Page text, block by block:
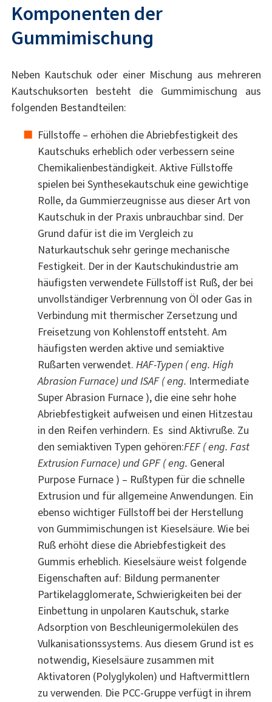
Komponenten der
Gummimischung
Neben Kautschuk oder einer Mischung aus mehreren
Kautschuksorten besteht die Gummimischung aus
folgenden Bestandteilen:
Füllstoffe – erhöhen die Abriebfestigkeit des
Kautschuks erheblich oder verbessern seine
Chemikalienbeständigkeit. Aktive Füllstoffe
spielen bei Synthesekautschuk eine gewichtige
Rolle, da Gummierzeugnisse aus dieser Art von
Kautschuk in der Praxis unbrauchbar sind. Der
Grund dafür ist die im Vergleich zu
Naturkautschuk sehr geringe mechanische
Festigkeit. Der in der Kautschukindustrie am
häufigsten verwendete Füllstoff ist Ruß, der bei
unvollständiger Verbrennung von Öl oder Gas in
Verbindung mit thermischer Zersetzung und
Freisetzung von Kohlenstoff entsteht. Am
häufigsten werden aktive und semiaktive
Rußarten verwendet. HAF-Typen ( eng. High
Abrasion Furnace) und ISAF ( eng. Intermediate
Super Abrasion Furnace ), die eine sehr hohe
Abriebfestigkeit aufweisen und einen Hitzestau
in den Reifen verhindern. Es sind Aktivruße. Zu
den semiaktiven Typen gehören:FEF ( eng. Fast
Extrusion Furnace) und GPF ( eng. General
Purpose Furnace ) – Rußtypen für die schnelle
Extrusion und für allgemeine Anwendungen. Ein
ebenso wichtiger Füllstoff bei der Herstellung
von Gummimischungen ist Kieselsäure. Wie bei
Ruß erhöht diese die Abriebfestigkeit des
Gummis erheblich. Kieselsäure weist folgende
Eigenschaften auf: Bildung permanenter
Partikelagglomerate, Schwierigkeiten bei der
Einbettung in unpolaren Kautschuk, starke
Adsorption von Beschleunigermolekülen des
Vulkanisationssystems. Aus diesem Grund ist es
notwendig, Kieselsäure zusammen mit
Aktivatoren (Polyglykolen) und Haftvermittlern
zu verwenden. Die PCC-Gruppe verfügt in ihrem